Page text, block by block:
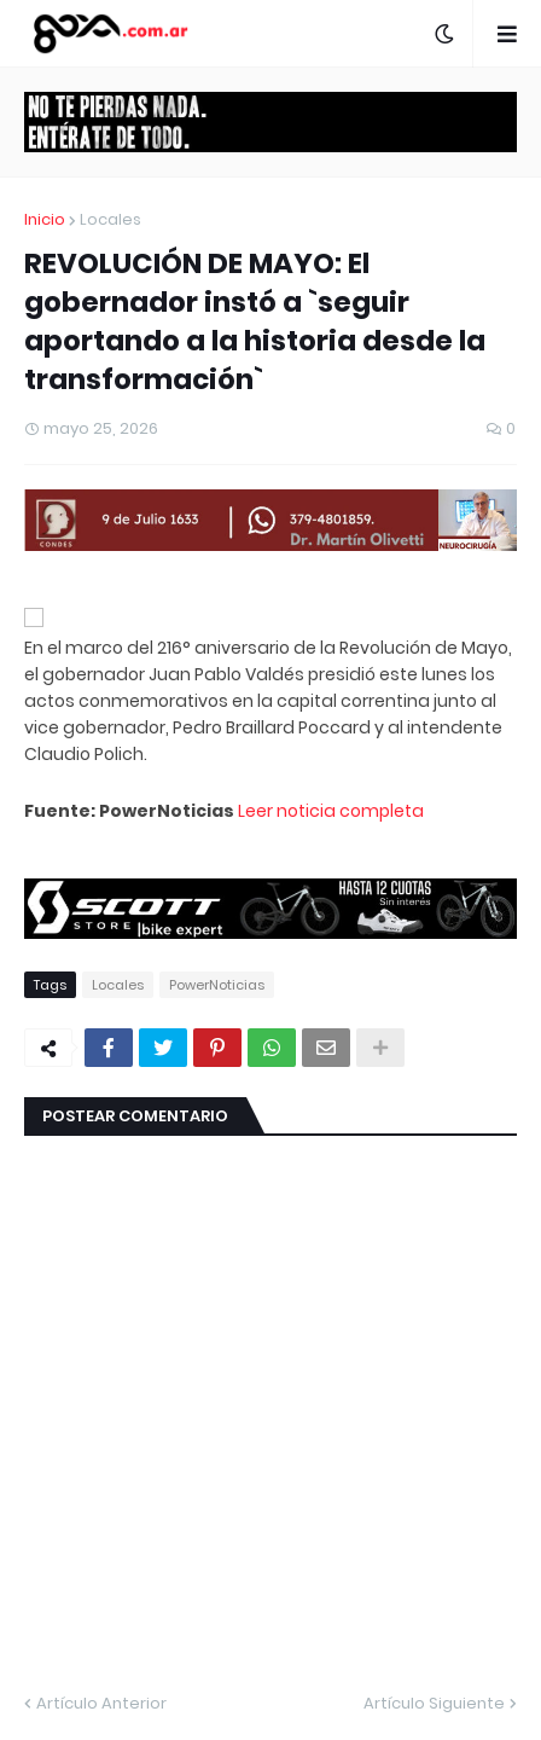
Inicio Locales
REVOLUCIÓN DE MAYO: El
gobernador instó a `seguir
aportando a la historia desde la
transformación`
mayo 25, 2026 0
En el marco del 216° aniversario de la Revolución de Mayo,
el gobernador Juan Pablo Valdés presidió este lunes los
actos conmemorativos en la capital correntina junto al
vice gobernador, Pedro Braillard Poccard y al intendente
Claudio Polich.
Fuente: PowerNoticias Leer noticia completa
Tags Locales PowerNoticias
POSTEAR COMENTARIO
Artículo Anterior Artículo Siguiente